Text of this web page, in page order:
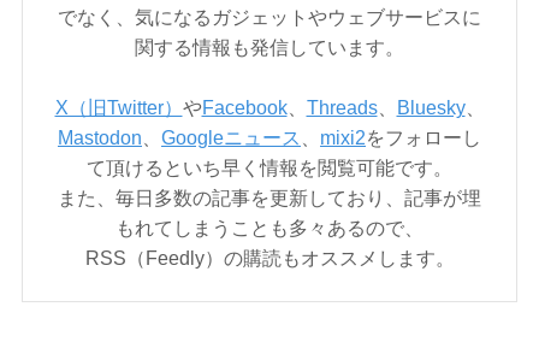
でなく、気になるガジェットやウェブサービスに
関する情報も発信しています。
X（旧Twitter） やFacebook、 Threads、 Bluesky、
Mastodon
Googleニュース mixi2をフォローし
て頂けるといち早く情報を閲覧可能です。
また、毎日多数の記事を更新しており、記事が埋
もれてしまうことも多々あるので、
RSS（Feedly）の購読もオススメします。